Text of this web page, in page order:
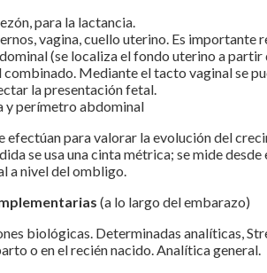
para la lactancia.
vagina, cuello uterino. Es importante
(se localiza el fondo uterino a partir
Mediante el tacto vaginal se
la presentación fetal.
y perímetro abdominal
efectúan para valorar la evolución del
se usa una cinta métrica; se mide
a nivel del ombligo.
(a lo largo del embarazo)
biológicas. Determinadas analíticas,
o en el recién nacido. Analítica general.